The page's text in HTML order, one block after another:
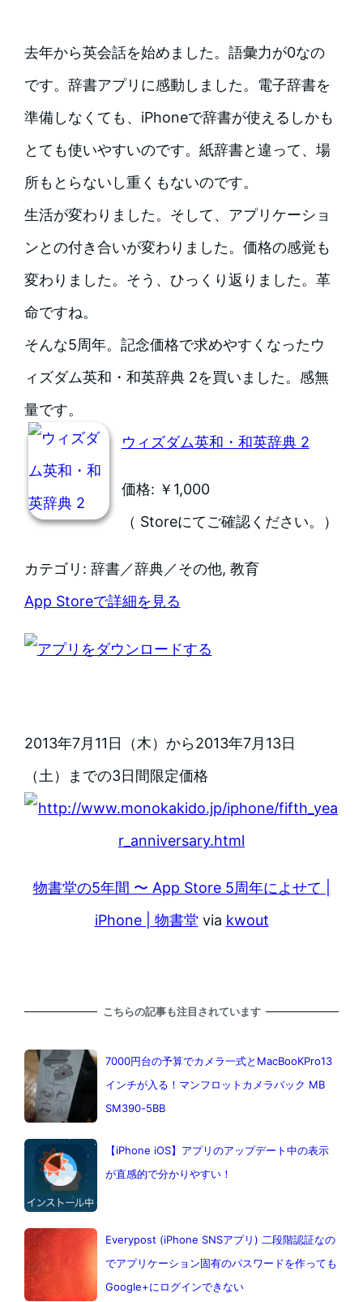
去年から英会話を始めました。語彙力が0なの
です。辞書アプリに感動しました。電子辞書を
準備しなくても、iPhoneで辞書が使えるしかも
とても使いやすいのです。紙辞書と違って、場
所もとらないし重くもないのです。
生活が変わりました。そして、アプリケーショ
ンとの付き合いが変わりました。価格の感覚も
変わりました。そう、ひっくり返りました。革
命ですね。
そんな5周年。記念価格で求めやすくなったウ
ィズダム英和・和英辞典 2を買いました。感無
量です。
ウィズダム英和・和英辞典 2
価格: ￥1,000
（ Storeにてご確認ください。）
カテゴリ: 辞書／辞典／その他, 教育
App Storeで詳細を見る
2013年7月11日（木）から2013年7月13日
（土）までの3日間限定価格
物書堂の5年間 〜 App Store 5周年によせて |
iPhone | 物書堂 via kwout
こちらの記事も注目されています
7000円台の予算でカメラ一式とMacBooKPro13
インチが入る！マンフロットカメラバック MB
SM390-5BB
【iPhone iOS】アプリのアップデート中の表示
が直感的で分かりやすい！
Everypost (iPhone SNSアプリ) 二段階認証なの
でアプリケーション固有のパスワードを作っても
Google+にログインできない